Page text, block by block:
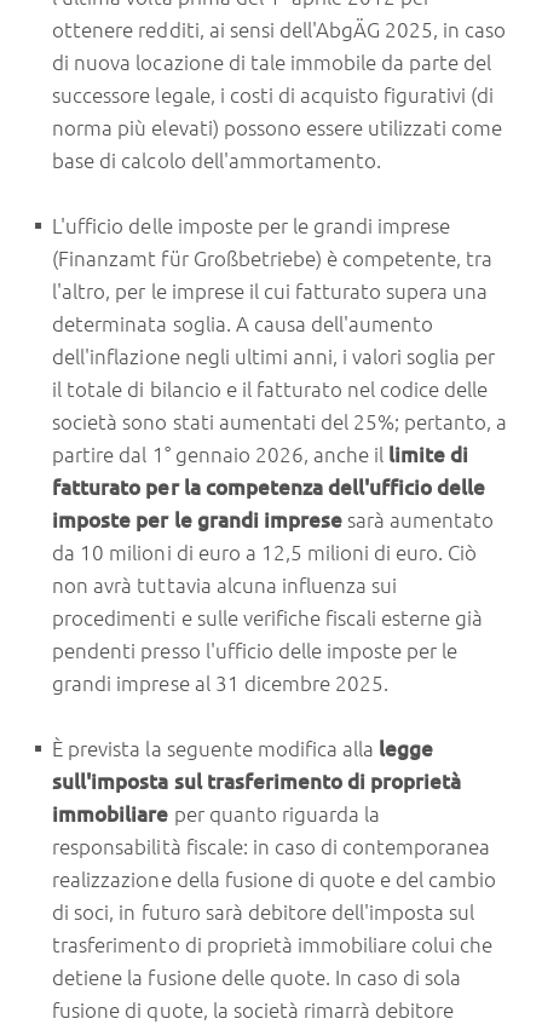
ottenere redditi, ai sensi dell'AbgÄG 2025, in caso
di nuova locazione di tale immobile da parte del
successore legale, i costi di acquisto figurativi (di
norma più elevati) possono essere utilizzati come
base di calcolo dell'ammortamento.
L'ufficio delle imposte per le grandi imprese
(Finanzamt für Großbetriebe) è competente, tra
l'altro, per le imprese il cui fatturato supera una
determinata soglia. A causa dell'aumento
dell'inflazione negli ultimi anni, i valori soglia per
il totale di bilancio e il fatturato nel codice delle
società sono stati aumentati del 25%; pertanto, a
partire dal 1° gennaio 2026, anche il limite di
fatturato per la competenza dell'ufficio delle
imposte per le grandi imprese sarà aumentato
da 10 milioni di euro a 12,5 milioni di euro. Ciò
non avrà tuttavia alcuna influenza sui
procedimenti e sulle verifiche fiscali esterne già
pendenti presso l'ufficio delle imposte per le
grandi imprese al 31 dicembre 2025.
È prevista la seguente modifica alla legge
sull'imposta sul trasferimento di proprietà
immobiliare per quanto riguarda la
responsabilità fiscale: in caso di contemporanea
realizzazione della fusione di quote e del cambio
di soci, in futuro sarà debitore dell'imposta sul
trasferimento di proprietà immobiliare colui che
detiene la fusione delle quote. In caso di sola
fusione di quote, la società rimarrà debitore